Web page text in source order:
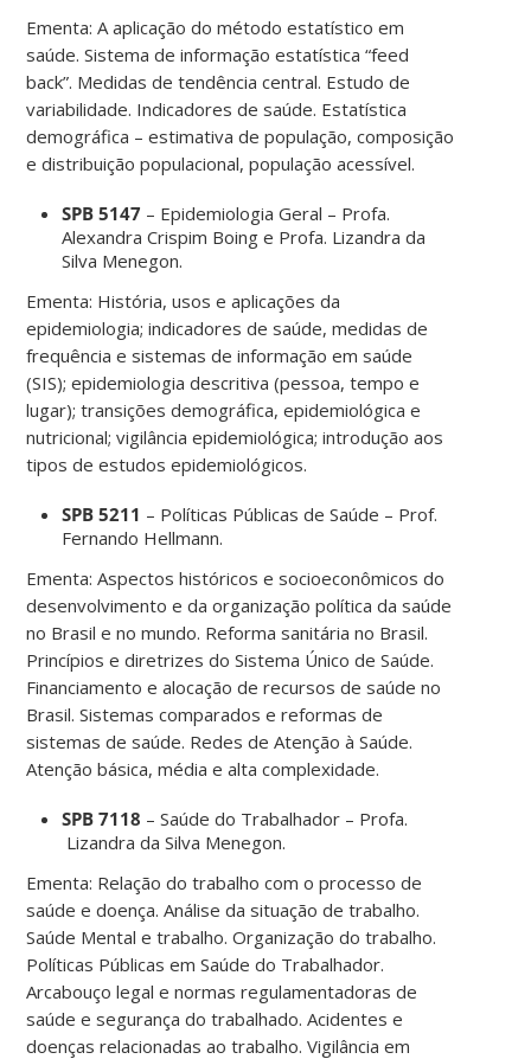
Ementa: A aplicação do método estatístico em
saúde. Sistema de informação estatística “feed
back”. Medidas de tendência central. Estudo de
variabilidade. Indicadores de saúde. Estatística
demográfica – estimativa de população, composição
e distribuição populacional, população acessível.
SPB 5147 – Epidemiologia Geral – Profa.
Alexandra Crispim Boing e Profa. Lizandra da
Silva Menegon.
Ementa: História, usos e aplicações da
epidemiologia; indicadores de saúde, medidas de
frequência e sistemas de informação em saúde
(SIS); epidemiologia descritiva (pessoa, tempo e
lugar); transições demográfica, epidemiológica e
nutricional; vigilância epidemiológica; introdução aos
tipos de estudos epidemiológicos.
SPB 5211 – Políticas Públicas de Saúde – Prof.
Fernando Hellmann.
Ementa: Aspectos históricos e socioeconômicos do
desenvolvimento e da organização política da saúde
no Brasil e no mundo. Reforma sanitária no Brasil.
Princípios e diretrizes do Sistema Único de Saúde.
Financiamento e alocação de recursos de saúde no
Brasil. Sistemas comparados e reformas de
sistemas de saúde. Redes de Atenção à Saúde.
Atenção básica, média e alta complexidade.
SPB 7118 – Saúde do Trabalhador – Profa.
Lizandra da Silva Menegon.
Ementa: Relação do trabalho com o processo de
saúde e doença. Análise da situação de trabalho.
Saúde Mental e trabalho. Organização do trabalho.
Políticas Públicas em Saúde do Trabalhador.
Arcabouço legal e normas regulamentadoras de
saúde e segurança do trabalhado. Acidentes e
doenças relacionadas ao trabalho. Vigilância em